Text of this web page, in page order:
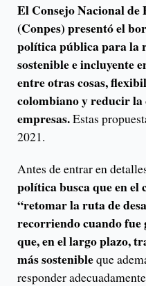
El Consejo Nacional de
(Conpes) presentó el
política pública para la
sostenible e incluyente
entre otras cosas,
colombiano y reducir
empresas.Estas
2021.
Antes de entrar en
política busca que en el
“retomar la ruta de
recorriendo cuando fue
que, en el largo plazo,
más sostenibleque
responder